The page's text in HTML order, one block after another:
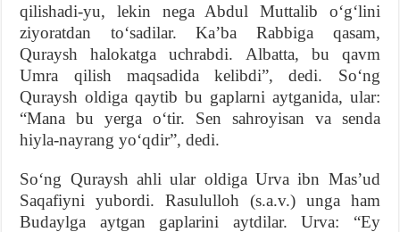
qilishadi-yu, lekin nega Abdul Muttalib o‘g‘lini
ziyoratdan to‘sadilar. Ka’ba Rabbiga qasam,
Quraysh halokatga uchrabdi. Albatta, bu qavm
Umra qilish maqsadida kelibdi”, dedi. So‘ng
Quraysh oldiga qaytib bu gaplarni aytganida, ular:
“Mana bu yerga o‘tir. Sen sahroyisan va senda
hiyla-nayrang yo‘qdir”, dedi.
So‘ng Quraysh ahli ular oldiga Urva ibn Mas’ud
Saqafiyni yubordi. Rasululloh (s.a.v.) unga ham
Budaylga aytgan gaplarini aytdilar. Urva: “Ey